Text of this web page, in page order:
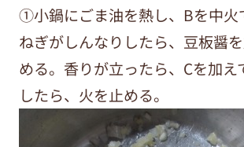
①小鍋にごま油を熱し、Bを中火
ねぎがしんなりしたら、豆板醤
める。香りが立ったら、Cを加え
したら、火を止める。